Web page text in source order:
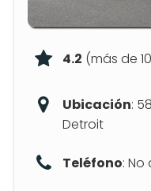
4.2 (más de
Ubicación:
Detroit
Teléfono: